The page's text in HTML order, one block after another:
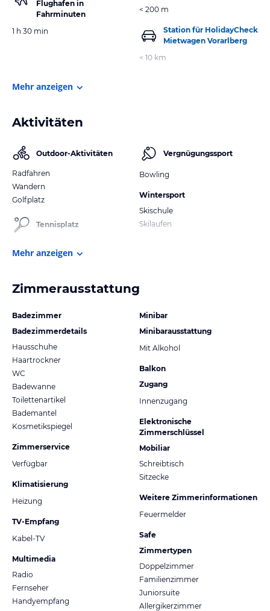
Flughafen in
Fahrminuten
1 h 30 min
< 200 m
Station für HolidayCheck
Mietwagen Vorarlberg
< 10 km
Mehr anzeigen
Aktivitäten
Outdoor-Aktivitäten
Radfahren
Wandern
Golfplatz
Tennisplatz
Vergnügungssport
Bowling
Wintersport
Skischule
Skilaufen
Mehr anzeigen
Zimmerausstattung
Badezimmer
Badezimmerdetails
Hausschuhe
Haartrockner
WC
Badewanne
Toilettenartikel
Bademantel
Kosmetikspiegel
Zimmerservice
Verfügbar
Klimatisierung
Heizung
TV-Empfang
Kabel-TV
Multimedia
Radio
Fernseher
Handyempfang
Minibar
Minibarausstattung
Mit Alkohol
Balkon
Zugang
Innenzugang
Elektronische
Zimmerschlüssel
Mobiliar
Schreibtisch
Sitzecke
Weitere Zimmerinformationen
Feuermelder
Safe
Zimmertypen
Doppelzimmer
Familienzimmer
Juniorsuite
Allergikerzimmer